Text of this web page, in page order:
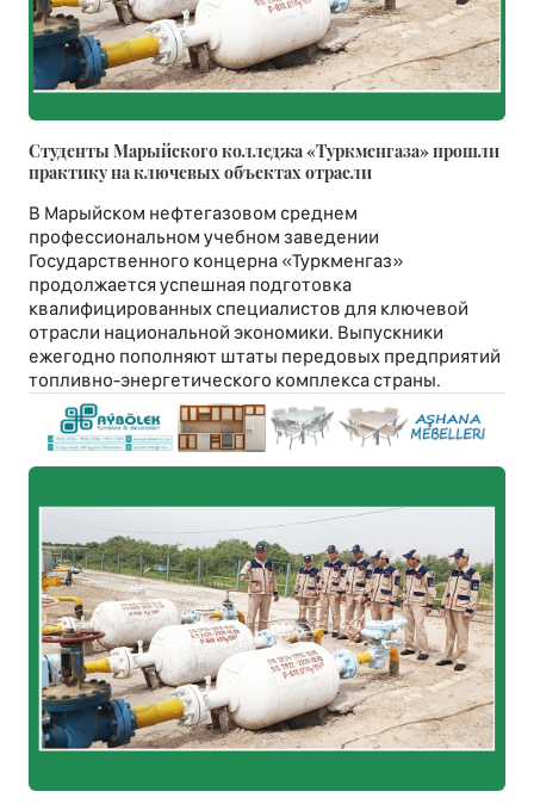
Студенты Марыйского колледжа «Туркменгаза» прошли
практику на ключевых объектах отрасли
В Марыйском нефтегазовом среднем
профессиональном учебном заведении
Государственного концерна «Туркменгаз»
продолжается успешная подготовка
квалифицированных специалистов для ключевой
отрасли национальной экономики. Выпускники
ежегодно пополняют штаты передовых предприятий
топливно-энергетического комплекса страны.